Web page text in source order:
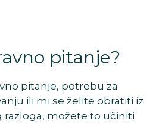
pitanje?
pitanje, potrebu za
ili mi se želite obratiti iz
možete to učiniti